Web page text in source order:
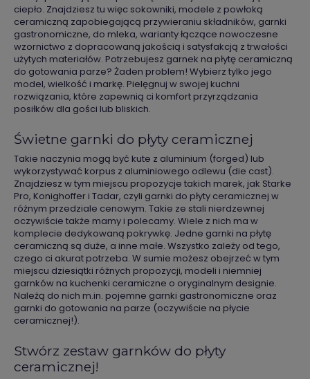
ciepło. Znajdziesz tu więc sokowniki, modele z powłoką
ceramiczną zapobiegającą przywieraniu składników, garnki
gastronomiczne, do mleka, warianty łączące nowoczesne
wzornictwo z dopracowaną jakością i satysfakcją z trwałości
użytych materiałów. Potrzebujesz garnek na płytę ceramiczną
do gotowania parze? Żaden problem! Wybierz tylko jego
model, wielkość i markę. Pielęgnuj w swojej kuchni
rozwiązania, które zapewnią ci komfort przyrządzania
posiłków dla gości lub bliskich.
Świetne garnki do płyty ceramicznej
Takie naczynia mogą być kute z aluminium (forged) lub
wykorzystywać korpus z aluminiowego odlewu (die cast).
Znajdziesz w tym miejscu propozycje takich marek, jak Starke
Pro, Konighoffer i Tadar, czyli garnki do płyty ceramicznej w
różnym przedziale cenowym. Takie ze stali nierdzewnej
oczywiście także mamy i polecamy. Wiele z nich ma w
komplecie dedykowaną pokrywkę. Jedne garnki na płytę
ceramiczną są duże, a inne małe. Wszystko zależy od tego,
czego ci akurat potrzeba. W sumie możesz obejrzeć w tym
miejscu dziesiątki różnych propozycji, modeli i niemniej
garnków na kuchenki ceramiczne o oryginalnym designie.
Należą do nich m.in. pojemne garnki gastronomiczne oraz
garnki do gotowania na parze (oczywiście na płycie
ceramicznej!).
Stwórz zestaw garnków do płyty
ceramicznej!